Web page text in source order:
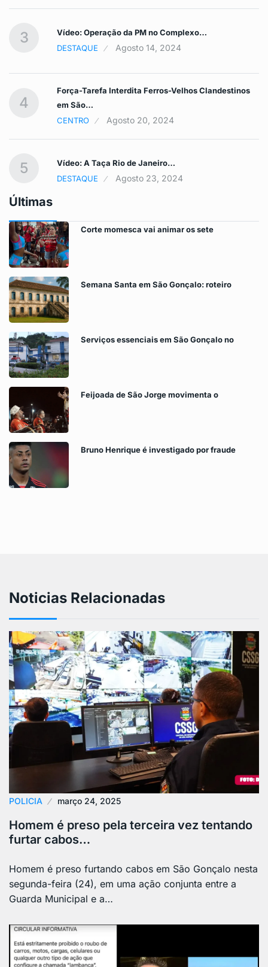
3
Vídeo: Operação da PM no Complexo…
DESTAQUE
Agosto 14, 2024
4
Força-Tarefa Interdita Ferros-Velhos Clandestinos
em São…
CENTRO
Agosto 20, 2024
5
Vídeo: A Taça Rio de Janeiro…
DESTAQUE
Agosto 23, 2024
Últimas
Corte momesca vai animar os sete
Semana Santa em São Gonçalo: roteiro
Serviços essenciais em São Gonçalo no
Feijoada de São Jorge movimenta o
Bruno Henrique é investigado por fraude
Noticias Relacionadas
POLICIA março 24, 2025
Homem é preso pela terceira vez tentando
furtar cabos…
Homem é preso furtando cabos em São Gonçalo nesta
segunda-feira (24), em uma ação conjunta entre a
Guarda Municipal e a…